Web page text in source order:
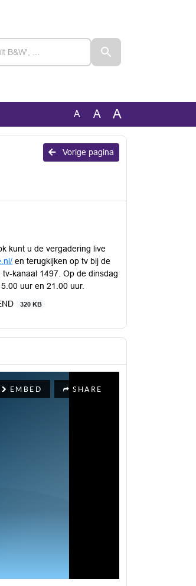
A A A
Vorige pagina
kunt u de vergadering live
en terugkijken op tv bij de
kanaal 1497. Op de dinsdag
uur en 21.00 uur.
320 KB